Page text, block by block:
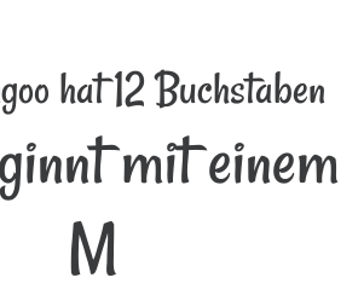
hat 12 Buchstaben
mit einem
M